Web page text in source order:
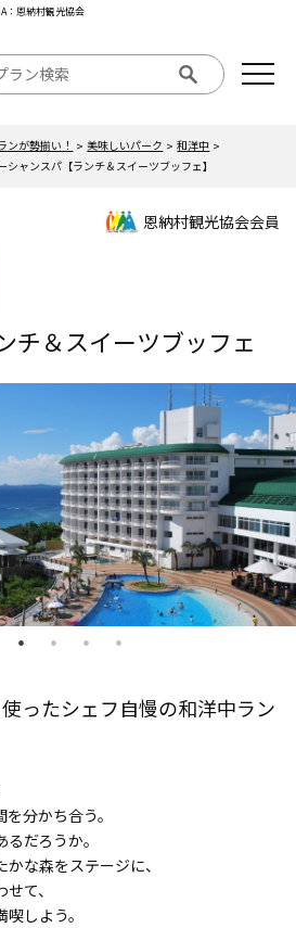
：恩納村観光協会
ンが勢揃い！ 美味しいパーク
和洋中
ャンスパ【ランチ＆スイーツブッフェ】
恩納村観光協会会員
チ＆スイーツブッフェ
ったシェフ自慢の和洋中ラン
分かち合う。
だろうか。
な森をステージに、
て、
しよう。